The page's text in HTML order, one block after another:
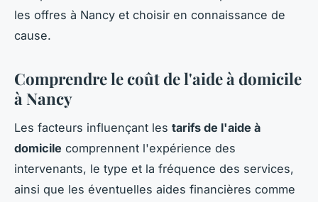
les offres à Nancy et choisir en connaissance de
cause.
Comprendre le coût de l'aide à domicile
à Nancy
Les facteurs influençant les tarifs de l'aide à
domicile comprennent l'expérience des
intervenants, le type et la fréquence des services,
ainsi que les éventuelles aides financières comme